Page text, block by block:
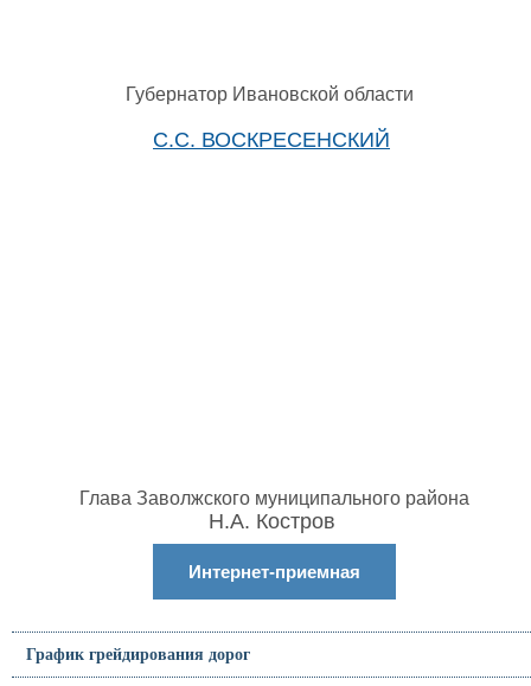
Губернатор Ивановской области
С.С. ВОСКРЕСЕНСКИЙ
Глава Заволжского муниципального района
Н.А. Костров
Интернет-приемная
График грейдирования дорог